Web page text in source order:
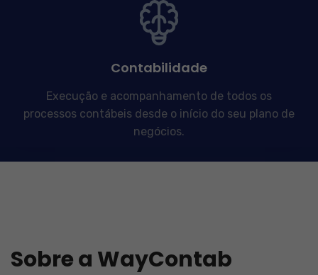
Contabilidade
Execução e acompanhamento de todos os
processos contábeis desde o início do seu plano de
negócios.
Sobre a WayContab